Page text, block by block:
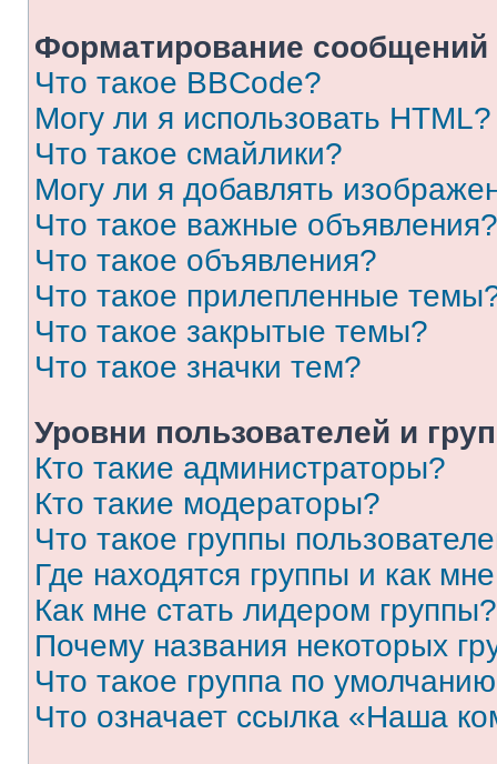
Форматирование
Что такое BBCode?
Могу ли я использовать HTML?
Что такое смайлики?
Могу ли я добавлять
Что такое важные объявления?
Что такое объявления?
Что такое прилепленные
Что такое закрытые темы?
Что такое значки тем?
Уровни пользователей и
Кто такие администраторы?
Кто такие модераторы?
Что такое группы
Где находятся группы и как
Как мне стать лидером группы?
Почему названия некоторых
Что такое группа по
Что означает ссылка «Наша